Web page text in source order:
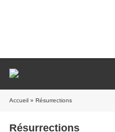
Accueil » Résurrections
Résurrections